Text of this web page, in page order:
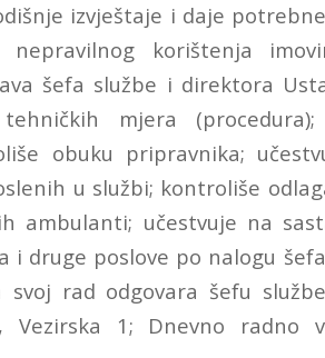
izvještaje i daje
korištenja
šefa službe i direktora
mjera
obuku pripravnika;
u službi; kontroliše
ambulanti; učestvuje na
i druge poslove po nalogu
rad odgovara šefu
Vezirska 1; Dnevno radno